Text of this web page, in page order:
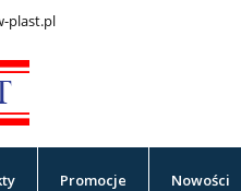
plast.pl
Promocje Nowości